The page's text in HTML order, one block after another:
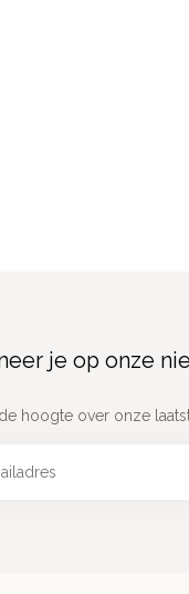
je op onze
hoogte over onze